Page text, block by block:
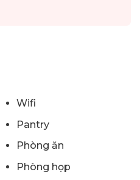
Wifi
Pantry
Phòng ăn
Phòng họp